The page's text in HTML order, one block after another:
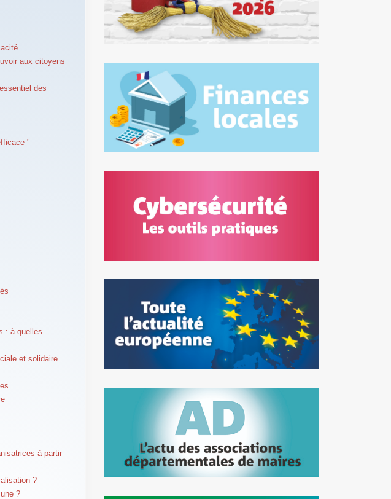
aux citoyens
des
"
: à quelles
et solidaire
à partir
?
?